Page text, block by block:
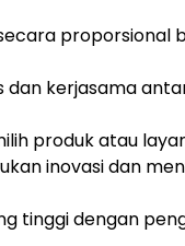
proporsional
kerjasama
produk atau
inovasi dan
tinggi dengan